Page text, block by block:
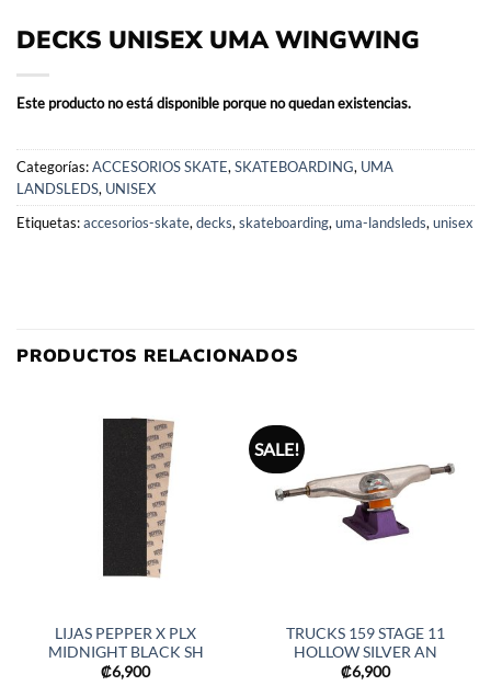
DECKS UNISEX UMA WINGWING
Este producto no está disponible porque no quedan existencias.
Categorías:ACCESORIOS SKATE, SKATEBOARDING, UMA
LANDSLEDS, UNISEX
Etiquetas:accesorios-skate, decks, skateboarding, uma-landsleds, unisex
PRODUCTOS RELACIONADOS
LIJAS PEPPER X PLX
MIDNIGHT BLACK SH
₡6,900
SALE!
TRUCKS 159 STAGE 11
HOLLOW SILVER AN
₡6,900